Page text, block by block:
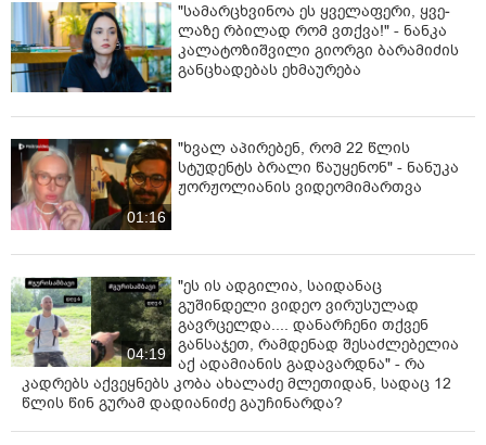
"სა­მარ­ცხვი­ნოა ეს ყვე­ლა­ფე­რი, ყვე­
ლა­ზე რბი­ლად რომ ვთქვა!" - ნანკა
კალატოზიშვილი გიორგი ბარამიძის
განცხადებას ეხმაურება
01:16
"ხვალ აპირებენ, რომ 22 წლის
სტუდენტს ბრალი წაუყენონ" - ნანუკა
ჟორჟოლიანის ვიდეომიმართვა
04:19
"ეს ის ადგილია, საიდანაც
გუშინდელი ვიდეო ვირუსულად
გავრცელდა.... დანარჩენი თქვენ
განსაჯეთ, რამდენად შესაძლებელია
აქ ადამიანის გადავარდნა" - რა
კადრებს აქვეყნებს კობა ახალაძე მლეთიდან, სადაც 12
წლის წინ გურამ დადიანიძე გაუჩინარდა?